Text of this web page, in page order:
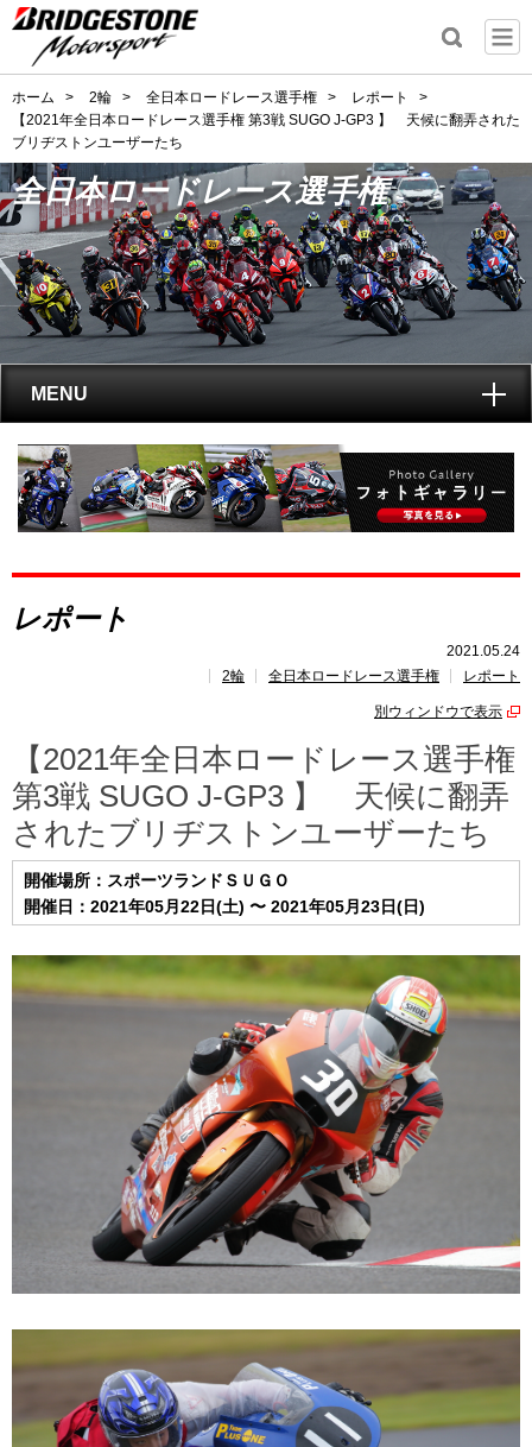
ホーム > 2輪 > 全日本ロードレース選手権 > レポート
>
【2021年全日本ロードレース選手権 第3戦 SUGO J-GP3 】 天候に翻弄された
ブリヂストンユーザーたち
全日本ロードレース選手権
MENU
トップ
全日本ロードレース選手権とは?
レポート
速報
ポイント ランキング
レポート
2021.05.24
2輪
全日本ロードレース選手権 レポート
別ウィンドウで表示
【2021年全日本ロードレース選手権
第3戦 SUGO J-GP3 】 天候に翻弄
されたブリヂストンユーザーたち
開催場所：スポーツランドＳＵＧＯ
開催日：2021年05月22日(土) 〜 2021年05月23日(日)